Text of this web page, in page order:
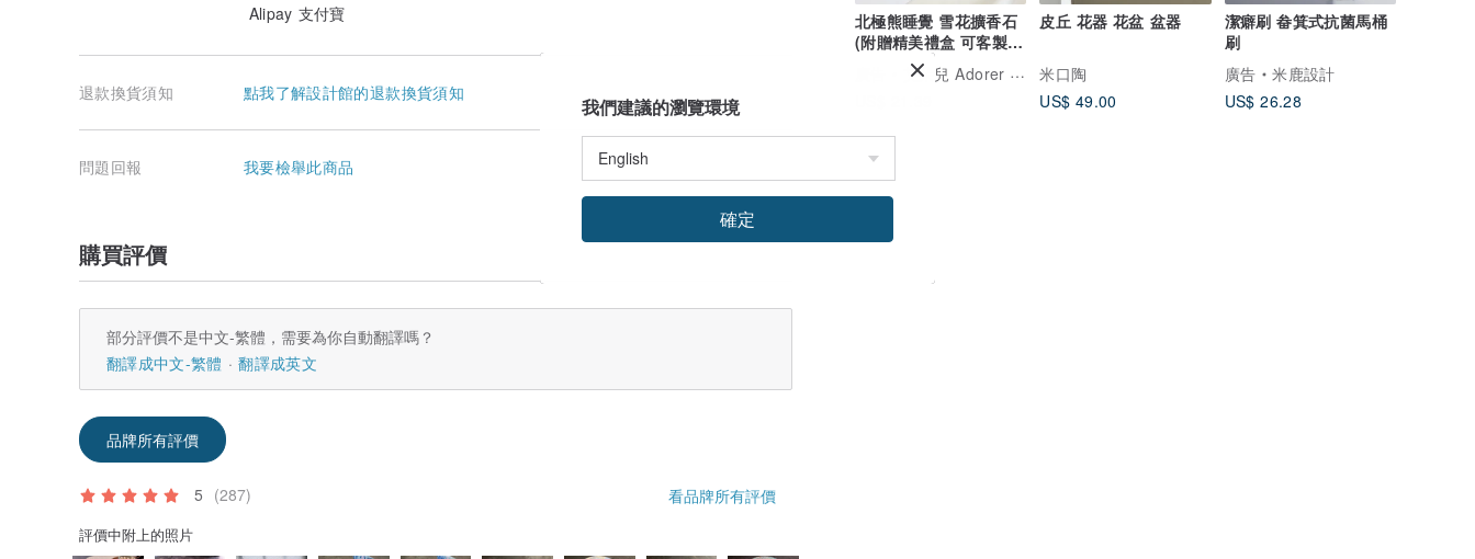
北極熊睡覺 雪花擴香石
(附贈精美禮盒 可客製
艾朵兒 Adorer Design
皮丘 花器 花盆 盆器
米口陶
US$ 49.00
潔癖刷 畚箕式抗菌馬桶
刷
廣告
米鹿設計
US$ 26.28
Alipay 支付寶
退款換貨須知 點我了解設計館的退款換貨須知
問題回報 我要檢舉此商品
購買評價
部分評價不是中文-繁體，需要為你自動翻譯嗎？
翻譯成中文-繁體
翻譯成英文
品牌所有評價
5 (287) 看品牌所有評價
評價中附上的照片
我們建議的瀏覽環境
確定